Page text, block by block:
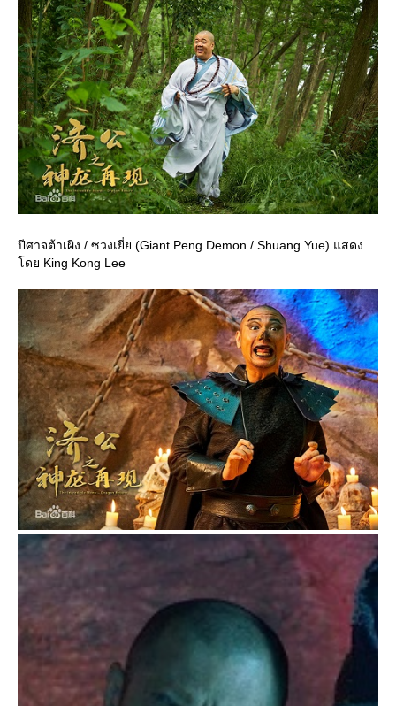
ปีศาจต้าเผิง / ซวงเยี่ย (Giant Peng Demon / Shuang Yue) แสดง
ดย King Kong Lee